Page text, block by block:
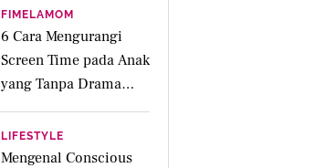
Favoritmu
FIMELAMOM
6 Cara Mengurangi
Screen Time pada Anak
yang Tanpa Drama
Menurut Ahli
LIFESTYLE
Mengenal Conscious